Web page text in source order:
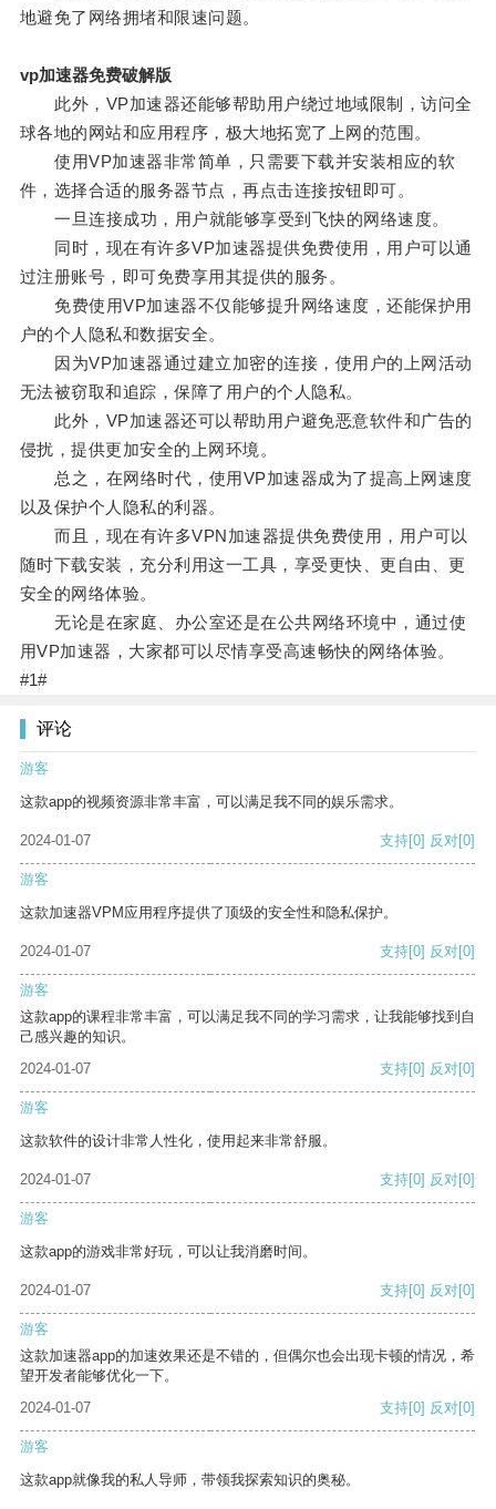
地避免了网络拥堵和限速问题。
vp加速器免费破解版
此外，VP加速器还能够帮助用户绕过地域限制，访问全
球各地的网站和应用程序，极大地拓宽了上网的范围。
使用VP加速器非常简单，只需要下载并安装相应的软
件，选择合适的服务器节点，再点击连接按钮即可。
一旦连接成功，用户就能够享受到飞快的网络速度。
同时，现在有许多VP加速器提供免费使用，用户可以通
过注册账号，即可免费享用其提供的服务。
免费使用VP加速器不仅能够提升网络速度，还能保护用
户的个人隐私和数据安全。
因为VP加速器通过建立加密的连接，使用户的上网活动
无法被窃取和追踪，保障了用户的个人隐私。
此外，VP加速器还可以帮助用户避免恶意软件和广告的
侵扰，提供更加安全的上网环境。
总之，在网络时代，使用VP加速器成为了提高上网速度
以及保护个人隐私的利器。
而且，现在有许多VPN加速器提供免费使用，用户可以
随时下载安装，充分利用这一工具，享受更快、更自由、更
安全的网络体验。
无论是在家庭、办公室还是在公共网络环境中，通过使
用VP加速器，大家都可以尽情享受高速畅快的网络体验。
#1#
评论
游客
这款app的视频资源非常丰富，可以满足我不同的娱乐需求。
2024-01-07 支持[0] 反对[0]
游客
这款加速器VPM应用程序提供了顶级的安全性和隐私保护。
2024-01-07 支持[0] 反对[0]
游客
这款app的课程非常丰富，可以满足我不同的学习需求，让我能够找到自
己感兴趣的知识。
2024-01-07
支持[0] 反对[0]
游客
这款软件的设计非常人性化，使用起来非常舒服。
2024-01-07 支持[0] 反对[0]
游客
这款app的游戏非常好玩，可以让我消磨时间。
2024-01-07 支持[0] 反对[0]
游客
这款加速器app的加速效果还是不错的，但偶尔也会出现卡顿的情况，希
望开发者能够优化一下。
2024-01-07
支持[0] 反对[0]
游客
这款app就像我的私人导师，带领我探索知识的奥秘。